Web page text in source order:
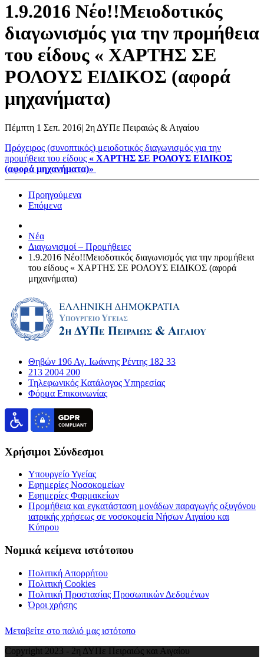
1.9.2016 Νέο!!Μειοδοτικός
διαγωνισμός για την προμήθεια
του είδους « ΧΑΡΤΗΣ ΣΕ
ΡΟΛΟΥΣ ΕΙΔΙΚΟΣ (αφορά
μηχανήματα)
Πέμπτη 1 Σεπ. 2016| 2η ΔΥΠε Πειραιώς & Αιγαίου
Πρόχειρος (συνοπτικός) μειοδοτικός διαγωνισμός για την
προμήθεια του είδους « ΧΑΡΤΗΣ ΣΕ ΡΟΛΟΥΣ ΕΙΔΙΚΟΣ
(αφορά μηχανήματα)»
Προηγούμενα
Επόμενα
Νέα
Διαγωνισμοί – Προμήθειες
1.9.2016 Νέο!!Μειοδοτικός διαγωνισμός για την προμήθεια
του είδους « ΧΑΡΤΗΣ ΣΕ ΡΟΛΟΥΣ ΕΙΔΙΚΟΣ (αφορά
μηχανήματα)
Θηβών 196 Αγ. Ιωάννης Ρέντης 182 33
213 2004 200
Τηλεφωνικός Κατάλογος Υπηρεσίας
Φόρμα Επικοινωνίας
Χρήσιμοι Σύνδεσμοι
Υπουργείο Υγείας
Εφημερίες Νοσοκομείων
Εφημερίες Φαρμακείων
Προμήθεια και εγκατάσταση μονάδων παραγωγής οξυγόνου
ιατρικής χρήσεως σε νοσοκομεία Νήσων Αιγαίου και
Κύπρου
Νομικά κείμενα ιστότοπου
Πολιτική Απορρήτου
Πολιτική Cookies
Πολιτική Προστασίας Προσωπικών Δεδομένων
Όροι χρήσης
Μεταβείτε στο παλιό μας ιστότοπο
Copyright 2023 - 2η ΔΥΠε Πειραιώς και Αιγαίου